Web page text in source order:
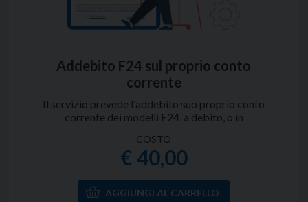
Addebito F24 sul proprio conto
corrente
Il servizio prevede l'addebito suo proprio conto
corrente dei modelli F24 a debito, o in
anno solare.
COSTO
€ 40,00